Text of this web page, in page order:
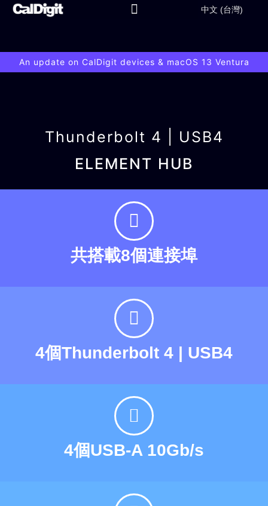
content 中文 (台灣)
An update on CalDigit devices & macOS 13 Ventura
Thunderbolt 4 | USB4
ELEMENT HUB
共搭載8個連接埠
4個Thunderbolt 4 | USB4
4個USB-A 10Gb/s